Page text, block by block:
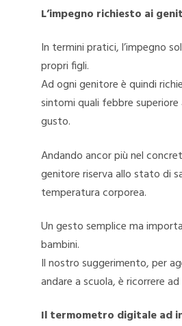
L’impegno richiesto ai
In termini pratici, l’impegno
propri figli.
Ad ogni genitore è quindi
sintomi quali febbre
gusto.
Andando ancor più nel
genitore riserva allo stato di
temperatura corporea.
Un gesto semplice ma
bambini.
Il nostro suggerimento, per
andare a scuola, è ricorrere
Il termometro digitale ad